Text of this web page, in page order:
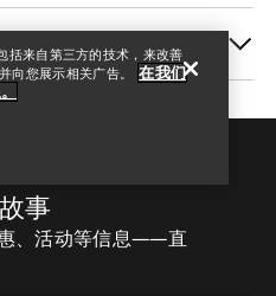
括来自第三方的技术，来改善
向您展示相关广告。
在我们